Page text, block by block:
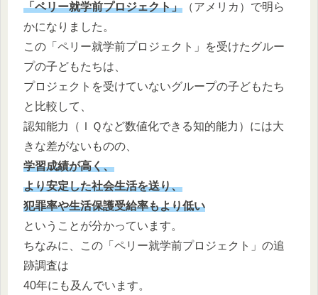
「ペリー就学前プロジェクト」 （アメリカ）で明ら
かになりました。
この「ペリー就学前プロジェクト」を受けたグルー
プの子どもたちは、
プロジェクトを受けていないグループの子どもたち
と比較して、
認知能力（ＩＱなど数値化できる知的能力）には大
きな差がないものの、
学習成績が高く、
より安定した社会生活を送り、
犯罪率や生活保護受給率もより低い
ということが分かっています。
ちなみに、この「ペリー就学前プロジェクト」の追
跡調査は
40年にも及んでいます。